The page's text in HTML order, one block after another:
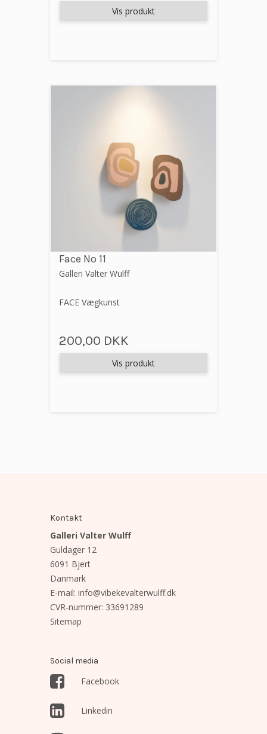
Vis produkt
Face No 11
Galleri Valter Wulff
FACE Vægkunst
200,00 DKK
Vis produkt
Kontakt
Galleri Valter Wulff
Guldager 12
6091 Bjert
Danmark
E-mail: info@vibekevalterwulff.dk
CVR-nummer: 33691289
Sitemap
Social media
Facebook
Linkedin